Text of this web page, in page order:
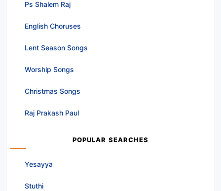
Ps Shalem Raj
English Choruses
Lent Season Songs
Worship Songs
Christmas Songs
Raj Prakash Paul
POPULAR SEARCHES
Yesayya
Stuthi